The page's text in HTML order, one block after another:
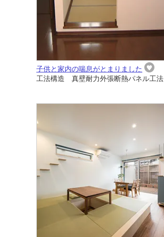
子供と家内の喘息がとまりました
工法構造 真壁耐力外張断熱パネル工法